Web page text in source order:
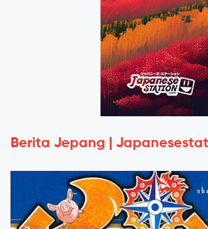
Berita Jepang |